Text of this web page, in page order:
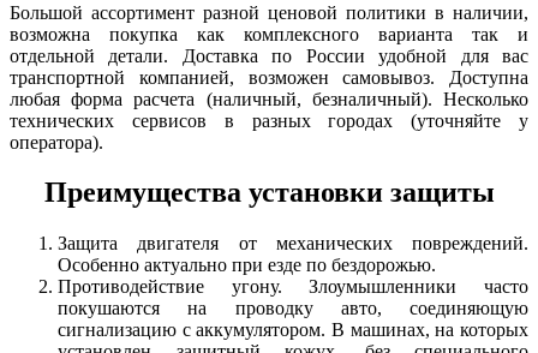
Большой ассортимент разной ценовой политики в наличии,
возможна покупка как комплексного варианта так и
отдельной детали. Доставка по России удобной для вас
транспортной компанией, возможен самовывоз. Доступна
любая форма расчета (наличный, безналичный). Несколько
технических сервисов в разных городах (уточняйте у
оператора).
Преимущества установки защиты
Защита двигателя от механических повреждений.
Особенно актуально при езде по бездорожью.
Противодействие угону. Злоумышленники часто
покушаются на проводку авто, соединяющую
сигнализацию с аккумулятором. В машинах, на которых